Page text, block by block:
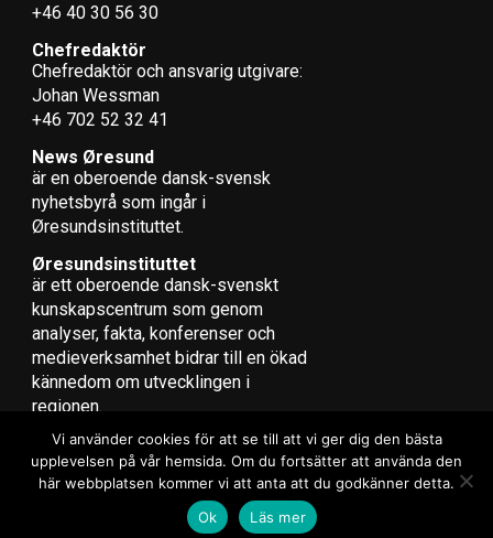
+46 40 30 56 30
Chefredaktör
Chefredaktör och ansvarig utgivare:
Johan Wessman
+46 702 52 32 41
News Øresund
är en oberoende dansk-svensk
nyhets­byrå som ingår i
Øresundsinstituttet.
Øresundsinstituttet
är ett oberoende dansk-svenskt
kunskapscentrum som genom
analyser, fakta, konferenser och
medieverksamhet bidrar till en ökad
kännedom om utvecklingen i
regionen.
Copyright © 2017 Zox News Theme. Theme by MVP Themes, powered
by WordPress.
Vi använder cookies för att se till att vi ger dig den bästa
upplevelsen på vår hemsida. Om du fortsätter att använda den
här webbplatsen kommer vi att anta att du godkänner detta.
Ok
Läs mer